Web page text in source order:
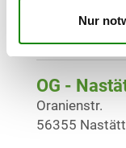
Nur
Auf dem
OG -
Oranienstr.
56355